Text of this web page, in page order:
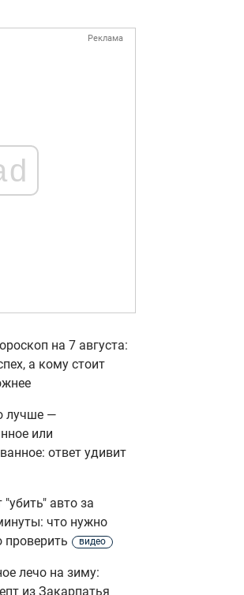
Реклама
на 7 августа:
а кому стоит
лучше —
или
ответ удивит
авто за
что нужно
проверить
видео
лечо на зиму:
из Закарпатья